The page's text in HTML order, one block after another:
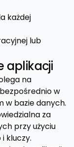
każdej
lub
aplikacji
na
w
w bazie danych.
za
przy użyciu
kluczy.